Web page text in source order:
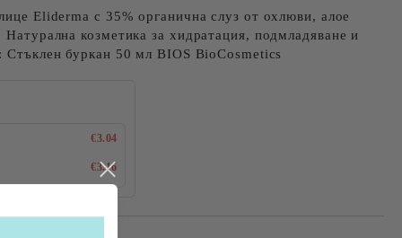
Eliderma с 35% органична слуз от охлюви, алое
козметика за хидратация, подмладяване и
Стъклен буркан 50 мл BIOS BioCosmetics
€3.04
€3.16